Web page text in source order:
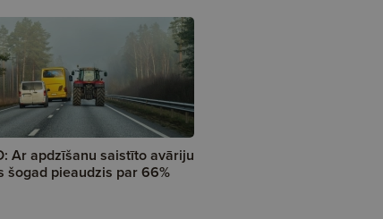
Ar apdzīšanu saistīto avāriju
šogad pieaudzis par 66%